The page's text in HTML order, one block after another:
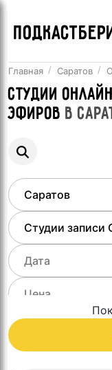
Главная Саратов
Студии
эфиров в